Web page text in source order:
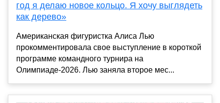
год я делаю новое кольцо. Я хочу выглядеть
как дерево»
Американская фигуристка Алиса Лью
прокомментировала свое выступление в короткой
программе командного турнира на
Олимпиаде-2026. Лью заняла второе мес...